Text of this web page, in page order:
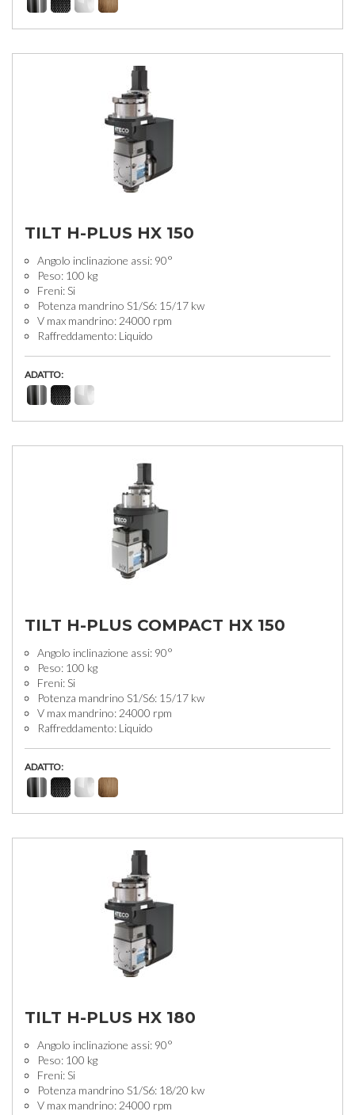
TILT H-PLUS HX 150
Angolo inclinazione assi: 90°
Peso: 100 kg
Freni: Si
Potenza mandrino S1/S6: 15/17 kw
V max mandrino: 24000 rpm
Raffreddamento: Liquido
ADATTO:
TILT H-PLUS COMPACT HX 150
Angolo inclinazione assi: 90°
Peso: 100 kg
Freni: Si
Potenza mandrino S1/S6: 15/17 kw
V max mandrino: 24000 rpm
Raffreddamento: Liquido
ADATTO:
TILT H-PLUS HX 180
Angolo inclinazione assi: 90°
Peso: 100 kg
Freni: Si
Potenza mandrino S1/S6: 18/20 kw
V max mandrino: 24000 rpm